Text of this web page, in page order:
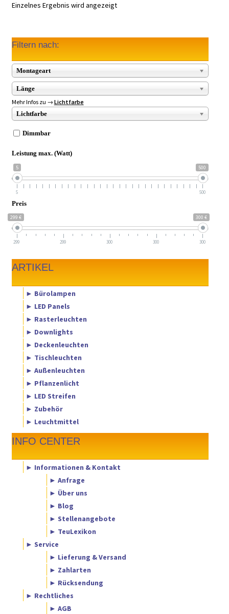
Einzelnes Ergebnis wird angezeigt
Filtern nach:
Montageart
Länge
Mehr Infos zu → Lichtfarbe
Lichtfarbe
Dimmbar
Leistung max. (Watt)
5 500
5 500
Preis
299 € 300 €
299 299 300 300 300
ARTIKEL
► Bürolampen
► LED Panels
► Rasterleuchten
► Downlights
► Deckenleuchten
► Tischleuchten
► Außenleuchten
► Pflanzenlicht
► LED Streifen
► Zubehör
► Leuchtmittel
INFO CENTER
► Informationen & Kontakt
► Anfrage
► Über uns
► Blog
► Stellenangebote
► TeuLexikon
► Service
► Lieferung & Versand
► Zahlarten
► Rücksendung
► Rechtliches
► AGB